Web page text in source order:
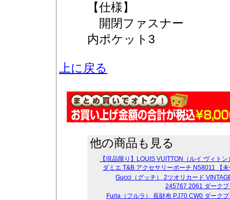
【仕様】
開閉ファスナー
内ポケット3
上に戻る
他の商品も見る
【現品限り】LOUIS VUITTON（ルイ ヴィトン
ダミエ T&B アクセサリーポーチ N58011 【
Gucci（グッチ） 2ツオリカード
245767 2061 ダーク
Furla（フルラ） 長財布 PJ70 CW0 ダーク